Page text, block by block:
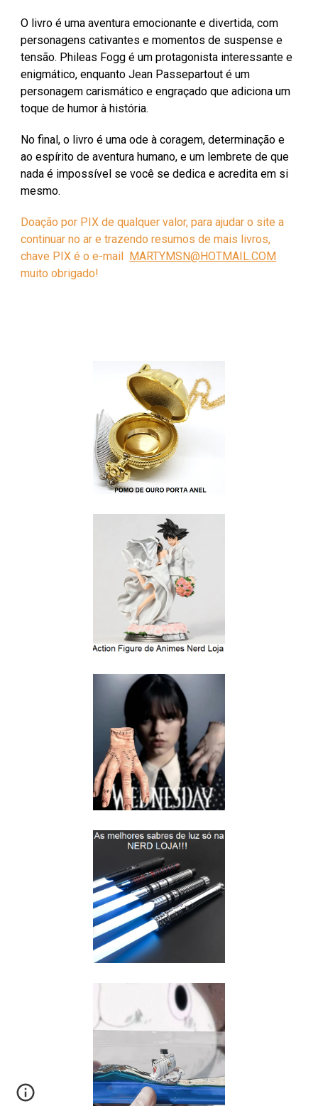
O livro é uma aventura emocionante e divertida, com
personagens cativantes e momentos de suspense e
tensão. Phileas Fogg é um protagonista interessante e
enigmático, enquanto Jean Passepartout é um
personagem carismático e engraçado que adiciona um
toque de humor à história.
No final, o livro é uma ode à coragem, determinação e
ao espírito de aventura humano, e um lembrete de que
nada é impossível se você se dedica e acredita em si
mesmo.
Doação por PIX de qualquer valor, para ajudar o site a
continuar no ar e trazendo resumos de mais livros,
chave PIX é o e-mail
MARTYMSN@HOTMAIL.COM
muito obrigado!